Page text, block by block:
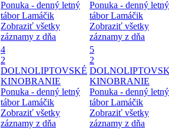
Ponuka - denný letný
tábor Lamáčik
Zobraziť všetky
záznamy z dňa
Ponuka - denný letný
tábor Lamáčik
Zobraziť všetky
záznamy z dňa
4
2
DOLNOLIPTOVSKÉ
KINOBRANIE
Ponuka - denný letný
tábor Lamáčik
Zobraziť všetky
záznamy z dňa
5
2
KINOBRANIE
Ponuka - denný letný
tábor Lamáčik
Zobraziť všetky
záznamy z dňa